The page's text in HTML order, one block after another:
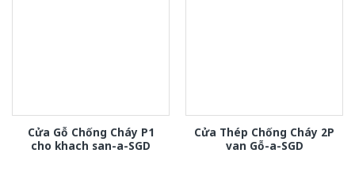
Cửa Gỗ Chống Cháy P1
cho khach san-a-SGD
Cửa Thép Chống Cháy 2P
van Gỗ-a-SGD